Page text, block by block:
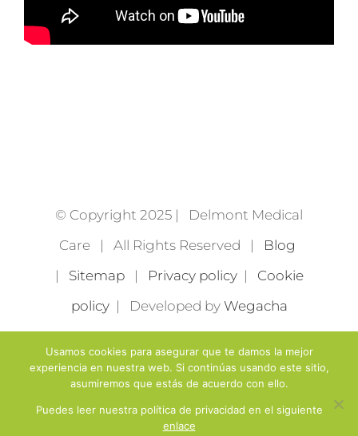
© Copyright 2025 | Delmont Medical
Care | All Rights Reserved | Blog
| Sitemap| Privacy policy| Cookie
policy| Developed by Wegacha
Usamos cookies para asegurar que te damos la mejor
experiencia en nuestra web. Si continúas usando este sitio,
asumiremos que estás de acuerdo con ello.
Puedes leer nuestra política de privacidad en el siguiente
enlace